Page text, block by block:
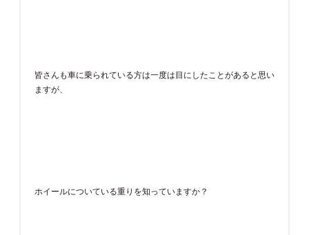
皆さんも車に乗られている方は一度は目にしたことがあると思い
ますが、
ホイールについている重りを知っていますか？